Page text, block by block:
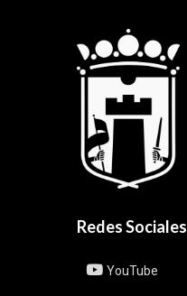
Redes Sociales
YouTube